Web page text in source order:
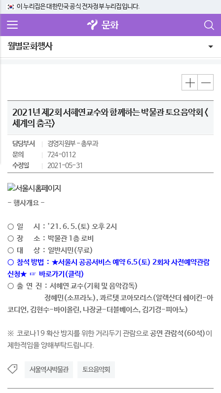
이 누리집은 대한민국 공식 전자정부 누리집입니다.
문화
월별문화행사
2021년 제2회 서혜연교수와 함께하는 박물관 토요음악회 <
세계의 춤곡>
담당부서 경영지원부
총무과
문의
724-0112
수정일
2021-05-31
- 행사개요 -
○ 일 시 : ’21. 6. 5.(토) 오후 2시
○ 장 소 : 박물관 1층 로비
○ 대 상 : 일반시민(무료)
○ 참석 방법 : ★서울시 공공서비스 예약 6.5(토) 2회차 사전예약관람
신청★ ☞ 바로가기 (클릭)
○ 출 연 진 : 서혜연 교수(기획 및 음악감독)
정혜민(소프라노), 콰르텟 코아모러스(알렉산더 쉐이킨-아
코디언, 김현수-바이올린, 나장균-더블베이스, 김기경-피아노)
※ 코로나19 확산 방지를 위한 거리두기 관람으로공연 관람석(60석)이
제한적임을 양해부탁드립니다.
서울역사박물관 토요음악회